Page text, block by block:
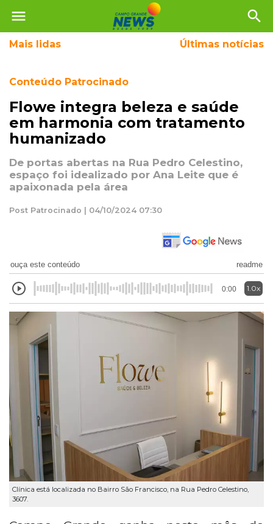
menu search
Mais lidas Últimas notícias
Conteúdo Patrocinado
Flowe integra beleza e saúde
em harmonia com tratamento
humanizado
De portas abertas na Rua Pedro Celestino,
espaço foi idealizado por Ana Leite que é
apaixonada pela área
Post Patrocinado | 04/10/2024 07:30
ouça este conteúdo readme
0:00 1.0x
Clínica está localizada no Bairro São Francisco, na Rua Pedro Celestino,
3607.